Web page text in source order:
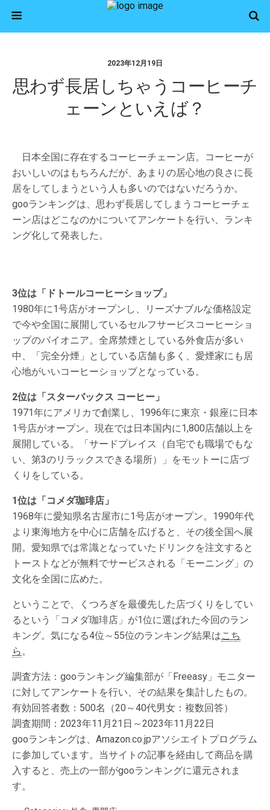
2023年12月19日
思わず長居しちゃうコーヒーチ
ェーンといえば？
日本全国に存在するコーヒーチェーン店。コーヒーが
おいしいのはもちろんだが、あまりの居心地の良さに長
居をしてしまうという人も多いのではないだろうか。
gooランキングは、思わず長居してしまうコーヒーチェ
ーン店はどこなのかについてアンケートを行い、ランキ
ング化して発表した。
3位は「ドトールコーヒーショップ」
1980年に1号店がオープンし、リーズナブルな価格設定
で今や全国に展開しているセルフサービスコーヒーショ
ップのパイオニア。全席禁煙としている外食店が多い
中、「完全分煙」としている店舗も多く、愛煙家にも居
心地がいいコーヒーショップとなっている。
2位は「スターバックス コーヒー」
1971年にアメリカで創業し、1996年に東京・銀座に日本
1号店がオープン。現在では日本国内に1,800店舗以上を
展開している。「サードプレイス（自宅でも職場でもな
い、第3のリラックスできる場所）」をモットーに店づ
くりをしている。
1位は「コメダ珈琲店」
1968年に愛知県名古屋市に1号店がオープン。1990年代
より東海地方を中心に店舗を広げると、その後全国へ展
開。愛知県では常識となっていたドリンクを注文すると
トーストなどが無料でサービスされる「モーニング」の
文化を全国に広めた。
ということで、くつろぎを最優先した店づくりをしてい
るという「コメダ珈琲店」が1位に選ばれた今回のラン
キング。気になる4位～55位のランキング結果はこち
ら。
調査方法：gooランキング編集部が「Freeasy」モニター
に対してアンケートを行い、その結果を集計したもの。
有効回答者数：500名（20～40代男女：複数回答）
調査期間：2023年11月21日～2023年11月22日
gooランキングは、Amazon.co.jpアソシエイトプログラム
に参加しています。当サイトの記事を経由して商品を購
入すると、売上の一部がgooランキングに還元されま
す。